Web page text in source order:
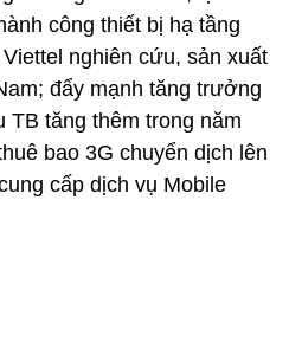
công thiết bị hạ tầng
nghiên cứu, sản xuất
đẩy mạnh tăng trưởng
TB tăng thêm trong năm
bao 3G chuyển dịch lên
cấp dịch vụ Mobile